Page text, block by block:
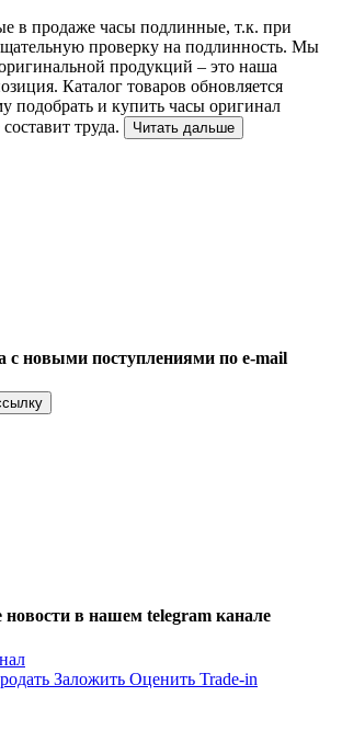
в продаже часы подлинные, т.к. при
проверку на подлинность. Мы
продукций – это наша
Каталог товаров обновляется
подобрать и купить часы оригинал
труда.
Читать дальше
с новыми поступлениями по e-mail
новости в нашем telegram канале
Заложить Оценить Trade-in